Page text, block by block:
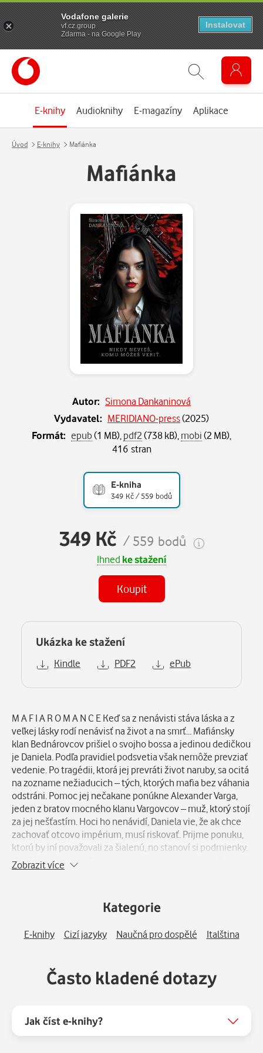
E-knihy Audioknihy E-magazíny Aplikace
Úvod E-knihy Mafiánka
Mafiánka
Autor: Simona Dankaninová
Vydavatel: MERIDIANO-press(2025)
Formát: epub(1 MB),pdf2(738 kB),mobi(2 MB),
416 stran
E-kniha
349 Kč / 559 bodů
349 Kč / 559 bodů
Ihned ke stažení
Koupit
Ukázka ke stažení
Kindle PDF2 ePub
Popis
M A F I A R O M A N C E Keď sa z nenávisti stáva láska a z
veľkej lásky rodí nenávisť na život a na smrť... Mafiánsky
klan Bednárovcov prišiel o svojho bossa a jedinou dedičkou
je Daniela. Podľa pravidiel podsvetia však nemôže prevziať
vedenie. Po tragédii, ktorá jej prevráti život naruby, sa ocitá
na zozname nežiaducich – tých, ktorých mafia bez váhania
odstráni. Pomoc jej nečakane ponúkne Alexander Varga,
jeden z bratov mocného klanu Vargovcov – muž, ktorý stojí
za jej nešťastím. Hoci ho nenávidí, Daniela vie, že ak chce
zachovať otcovo impérium, musí riskovať. Prijme ponuku,
ktorú by iní považovali za šialenú, no stanoví si podmienky.
V neľútostnej hre plnej moci, bohatstva a zrady sa však
ukáže, že hranica medzi nepriateľom a spojencom je tenká.
Zobrazit více
Kategorie
E-knihy Cizí jazyky Naučná pro dospělé Italština
Často kladené dotazy
Jak číst e-knihy?
Vodafone galerie
vf.cz.group
Zdarma - na Google Play
Instalovat